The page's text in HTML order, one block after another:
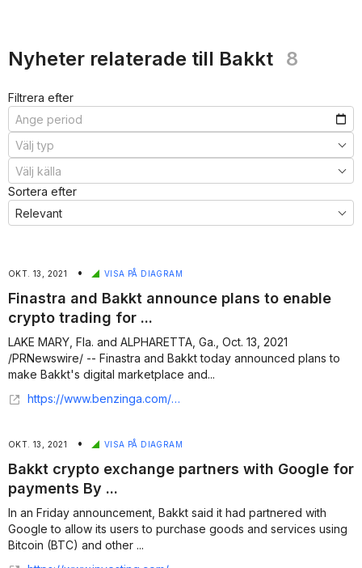
Nyheter relaterade till Bakkt 8
Filtrera efter
Sortera efter
OKT. 13, 2021 • VISA PÅ DIAGRAM
Finastra and Bakkt announce plans to enable
crypto trading for ...
LAKE MARY, Fla. and ALPHARETTA, Ga., Oct. 13, 2021
/PRNewswire/ -- Finastra and Bakkt today announced plans to
make Bakkt's digital marketplace and...
https://www.benzinga.com/pressreleases/21/10/n23357147/finastra-and-bakkt-announce-plans-to-enable-crypto-trading-for-community-banks-and-credit-unions
OKT. 13, 2021 • VISA PÅ DIAGRAM
Bakkt crypto exchange partners with Google for
payments By ...
In an Friday announcement, Bakkt said it had partnered with
Google to allow its users to purchase goods and services using
Bitcoin (BTC) and other ...